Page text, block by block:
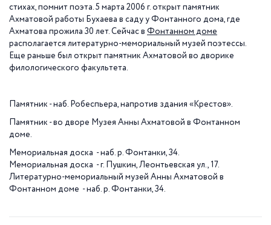
стихах, помнит поэта. 5 марта 2006 г. открыт памятник
Ахматовой работы Бухаева в саду у Фонтанного дома, где
Ахматова прожила 30 лет. Сейчас в Фонтанном доме
располагается литературно-мемориальный музей поэтессы.
Еще раньше был открыт памятник Ахматовой во дворике
филологического факультета.
Памятник - наб. Робеспьера, напротив здания «Крестов».
Памятник - во дворе Музея Анны Ахматовой в Фонтанном
доме.
Мемориальная доска - наб. р. Фонтанки, 34.
Мемориальная доска - г. Пушкин, Леонтьевская ул., 17.
Литературно-мемориальный музей Анны Ахматовой в
Фонтанном доме - наб. р. Фонтанки, 34.